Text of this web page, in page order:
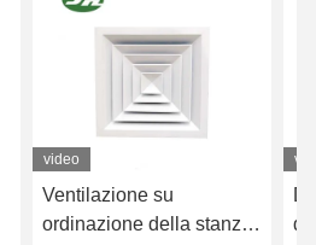
video
Ventilazione su
ordinazione della stanza